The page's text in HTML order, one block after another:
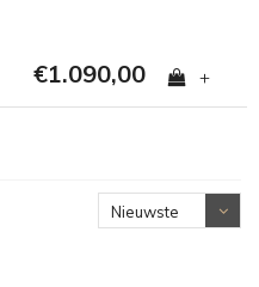
€1.090,00 +
Nieuwste